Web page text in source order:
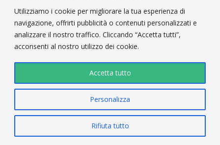
Utilizziamo i cookie per migliorare la tua esperienza di
navigazione, offrirti pubblicità o contenuti personalizzati e
analizzare il nostro traffico. Cliccando “Accetta tutti”,
acconsenti al nostro utilizzo dei cookie.
Personalizza
Rifiuta tutto
Accetta tutto
Come scegliere la copertura pergola in PVC giusta:
grammature, resistenza a neve e vento, soluzioni per privati,
ristoratori e aziende. Guida tecnica completa.
Leggi l'articolo »